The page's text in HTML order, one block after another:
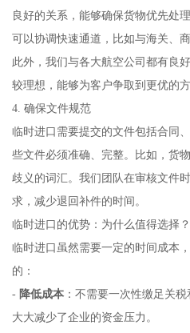
良好的关系，能够确保货物优先处
可以协调快速通道，比如与海关、
此外，我们与各大航空公司都有良
较理想，能够为客户争取到更优的方
4. 确保文件规范
临时进口需要提交的文件包括合同
些文件必须准确、完整。比如，货
歧义的词汇。我们团队在审核文件
求，减少退回补件的时间。
临时进口的优势：为什么值得选择？
临时进口虽然需要一定的时间成本
的：
- 降低成本：不需要一次性缴足关税
大大减少了企业的资金压力。